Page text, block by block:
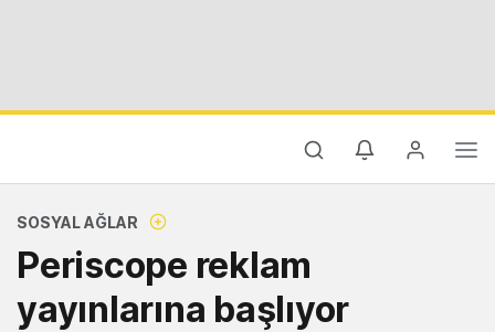
SOSYAL AĞLAR
Periscope reklam
yayınlarına başlıyor